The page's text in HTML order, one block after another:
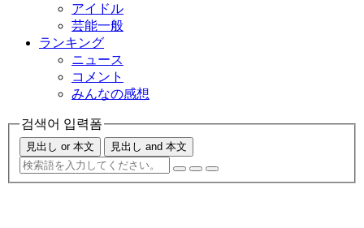
アイドル
芸能一般
ランキング
ニュース
コメント
みんなの感想
검색어 입력폼
見出し or 本文 見出し and 本文